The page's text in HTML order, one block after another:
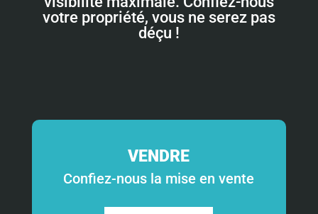
votre propriété, vous ne serez pas
déçu !
VENDRE
Confiez-nous la mise en vente